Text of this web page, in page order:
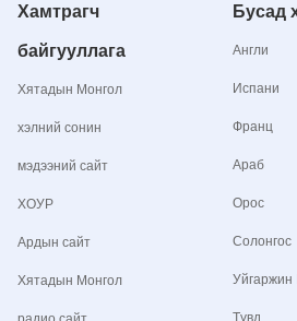
Хамтрагч
байгууллага
Хятадын Монгол
хэлний сонин
мэдээний сайт
ХОУР
Ардын сайт
Хятадын Монгол
Бусад
Англи
Испани
Франц
Араб
Орос
Солонгос
Уйгаржин
Түвд